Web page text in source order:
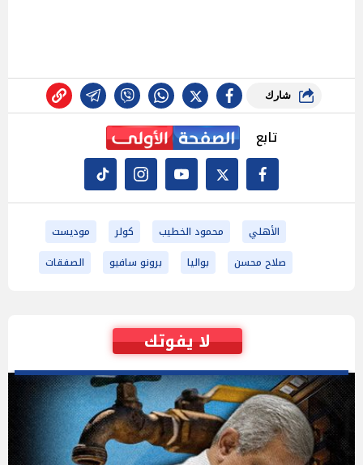
شارك
تابع
الأهلي محمود الخطيب كولر
موديست
صلاح محسن
بواليا برونو سافيو الصفقات
لا يفوتك